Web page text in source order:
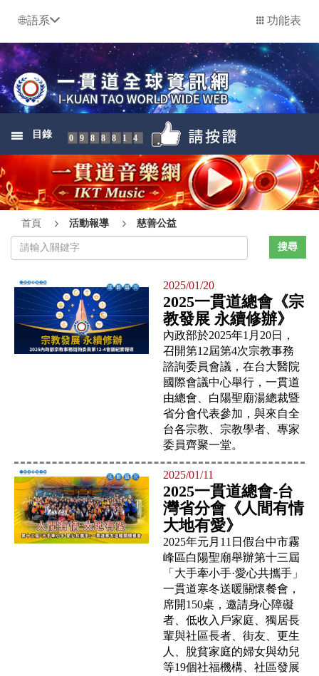
語系 功能表
目錄 0988814
首頁 活動報導 慈善公益
2025/01/20
2025一貫道總會《宗
教發展 永續修辦》
內政部於2025年1月20日，
召開第12屆第4次宗教事務
諮詢委員會議，在台大醫院
國際會議中心舉行，一貫道
由總會、白陽聖廟湯總裁暨
省分會代表參加，與來自全
台各宗教、宗教學者、專家
委員齊聚一堂。
2025/01/11
2025一貫道總會-台
灣省分會《人間有情
大地有愛》
2025年元月11日假台中市霧
峰區白陽聖廟舉辦第十三屆
「大手牽小手·愛心共攜手」
一貫道寒冬送暖關懷餐會，
席開150桌，邀請身心障礙
者、低收入戶家庭、獨居長
輩與社區長者、街友、更生
人、脫貧家庭的婦女與幼兒
等19個社福機構、社區發展